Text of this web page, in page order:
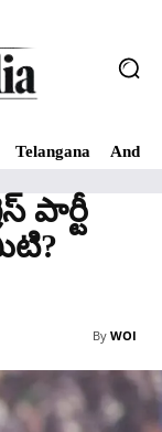
Telangana
ఏమిటి?
పార్టీ
By WOI